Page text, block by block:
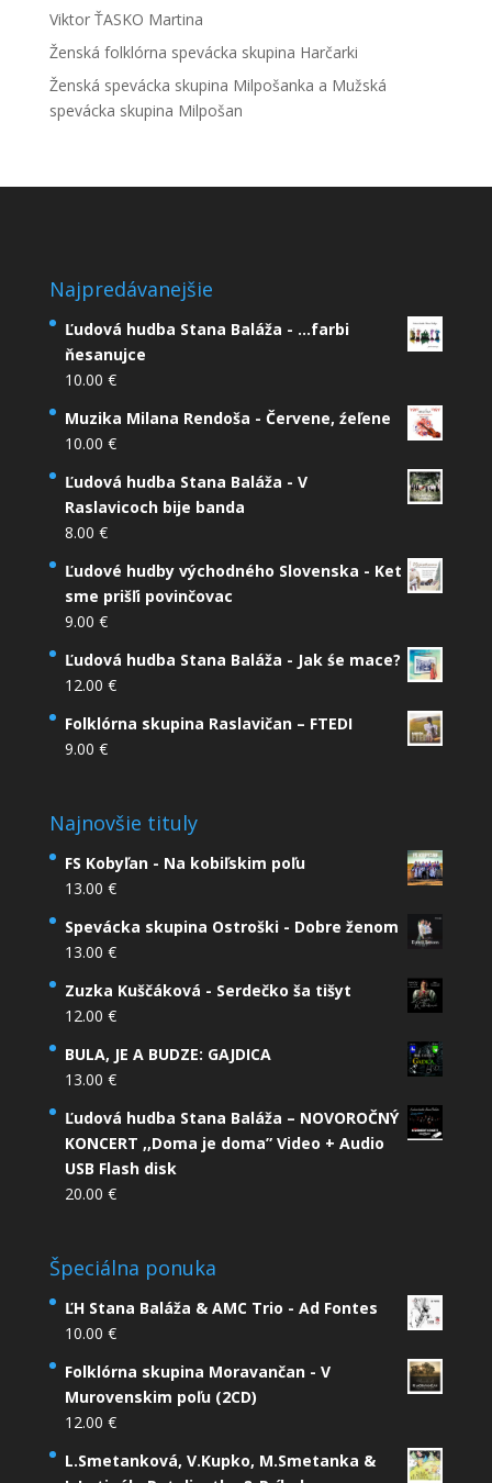
Viktor ŤASKO Martina
Ženská folklórna spevácka skupina Harčarki
Ženská spevácka skupina Milpošanka a Mužská
spevácka skupina Milpošan
Najpredávanejšie
Ľudová hudba Stana Baláža - ...farbi
ňesanujce
10.00 €
Muzika Milana Rendoša - Červene, źeľene
10.00 €
Ľudová hudba Stana Baláža - V
Raslavicoch bije banda
8.00 €
Ľudové hudby východného Slovenska - Ket
sme prišľi povinčovac
9.00 €
Ľudová hudba Stana Baláža - Jak śe mace?
12.00 €
Folklórna skupina Raslavičan – FTEDI
9.00 €
Najnovšie tituly
FS Kobyľan - Na kobiľskim poľu
13.00 €
Spevácka skupina Ostroški - Dobre ženom
13.00 €
Zuzka Kuščáková - Serdečko ša tišyt
12.00 €
BULA, JE A BUDZE: GAJDICA
13.00 €
Ľudová hudba Stana Baláža – NOVOROČNÝ
KONCERT ,,Doma je doma” Video + Audio
USB Flash disk
20.00 €
Špeciálna ponuka
ĽH Stana Baláža & AMC Trio - Ad Fontes
10.00 €
Folklórna skupina Moravančan - V
Murovenskim poľu (2CD)
12.00 €
L.Smetanková, V.Kupko, M.Smetanka &